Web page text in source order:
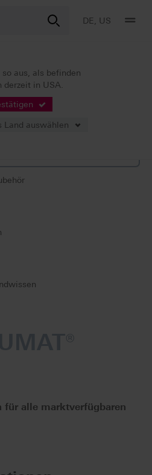
DE, US
so aus, als befinden
derzeit in USA.
Land auswählen
Brennofen
für alle marktverfügbaren